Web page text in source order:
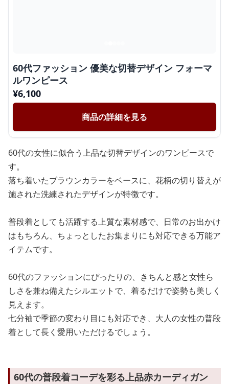
60代ファッション 優美な切替デザイン フォーマ
ルワンピース
¥6,100
商品の詳細を見る
60代の女性に似合う上品な切替デザインのワンピースで
す。
落ち着いたブラウンカラーをベースに、花柄の切り替えが
施された洗練されたデザインが特徴です。
普段着としても活躍する上質な素材感で、日常のお出かけ
はもちろん、ちょっとしたお集まりにも対応できる万能ア
イテムです。
60代のファッションにぴったりの、きちんと感と女性ら
しさを兼ね備えたシルエットで、着るだけで姿勢も美しく
見えます。
七分袖で季節の変わり目にも対応でき、大人の女性の普段
着として長く愛用いただけるでしょう。
60代の普段着コーデを彩る上品赤カーディガン